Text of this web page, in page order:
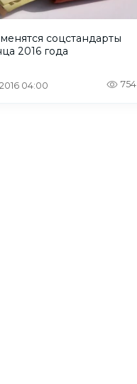
соцстандарты
2016 года
04:00 754